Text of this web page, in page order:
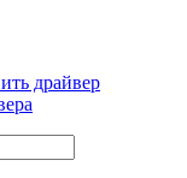
драйвер